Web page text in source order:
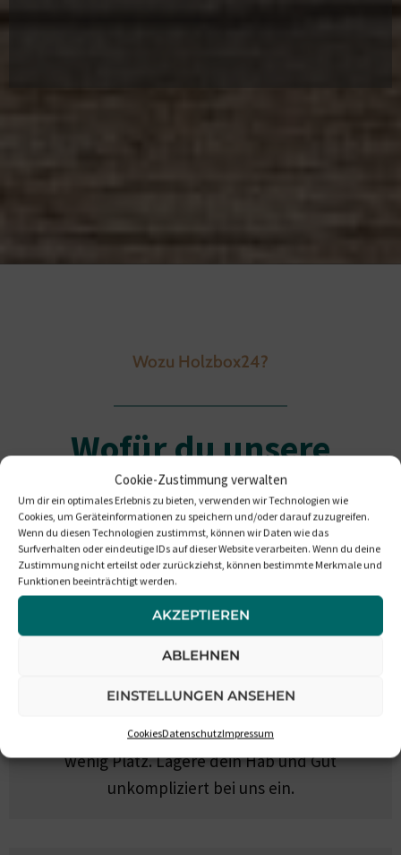
Cookie-Zustimmung verwalten
Um dir ein optimales Erlebnis zu bieten, verwenden wir Technologien wie
Cookies, um Geräteinformationen zu speichern und/oder darauf zuzugreifen.
Wenn du diesen Technologien zustimmst, können wir Daten wie das
Surfverhalten oder eindeutige IDs auf dieser Website verarbeiten. Wenn du deine
Zustimmung nicht erteilst oder zurückziehst, können bestimmte Merkmale und
Funktionen beeinträchtigt werden.
AKZEPTIEREN
ABLEHNEN
EINSTELLUNGEN ANSEHEN
CookiesDatenschutzImpressum
Wozu Holzbox24?
Wofür du unsere
Räume nutzen kannst
Hausrat
Zu viele Sachen kann man nicht haben – nur zu
wenig Platz. Lagere dein Hab und Gut
unkompliziert bei uns ein.